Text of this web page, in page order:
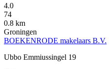
4.0
74
0.8 km
Groningen
BOEKENRODE makelaars B.V.
Ubbo Emmiussingel 19